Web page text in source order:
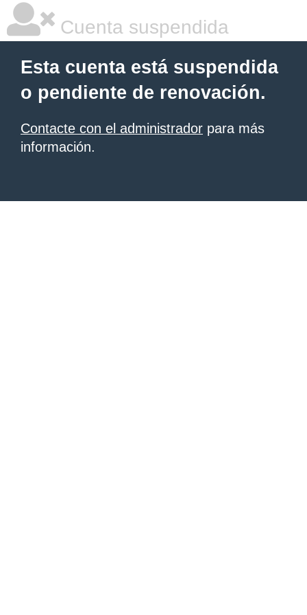
Cuenta suspendida
Esta cuenta está suspendida
o pendiente de renovación.
Contacte con el administrador para más
información.